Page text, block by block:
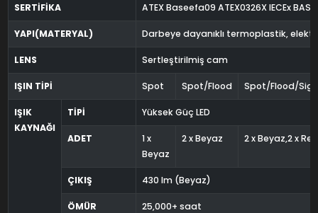
SERTİFİKA ATEX Baseefa09 ATEX0326X IECEx BAS
YAPI(MATERYAL) Darbeye dayanıklı termoplastik,
LENS Sertleştirilmiş cam
IŞIN TİPİ Spot Spot/Flood Spot/Flood/
IŞIK
KAYNAĞI
TİPİ Yüksek Güç LED
ADET
1 x
Beyaz
2 x Beyaz 2 x Beyaz,2 x
ÇIKIŞ 430 lm (Beyaz)
ÖMÜR 25,000+ saat